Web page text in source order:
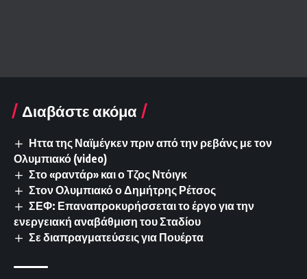
Διαβάστε ακόμα
Ηττα της Ναϊμέγκεν πριν από την ρεβάνς με τον
Ολυμπιακό (video)
Στο «ραντάρ» και ο Τζος Ντόιγκ
Στον Ολυμπιακό ο Δημήτρης Ρέτσος
ΣΕΦ: Επαναπροκυρήσσεται το έργο για την
ενεργειακή αναβάθμιση του Σταδίου
Σε διαπραγματεύσεις για Πουέρτα